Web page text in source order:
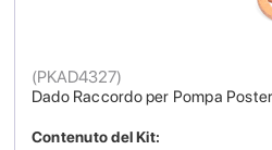
Dado Raccordo per Pompa
(PKAD4327)
Contenuto del Kit: